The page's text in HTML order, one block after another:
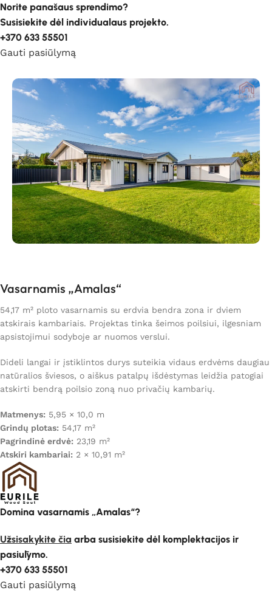
Norite panašaus sprendimo?
Susisiekite dėl individualaus projekto.
+370 633 55501
Gauti pasiūlymą
Vasarnamis „Amalas“
54,17 m² ploto vasarnamis su erdvia bendra zona ir dviem
atskirais kambariais. Projektas tinka šeimos poilsiui, ilgesniam
apsistojimui sodyboje ar nuomos verslui.
Dideli langai ir įstiklintos durys suteikia vidaus erdvėms daugiau
natūralios šviesos, o aiškus patalpų išdėstymas leidžia patogiai
atskirti bendrą poilsio zoną nuo privačių kambarių.
Matmenys: 5,95 × 10,0 m
Grindų plotas: 54,17 m²
Pagrindinė erdvė: 23,19 m²
Atskiri kambariai: 2 × 10,91 m²
Domina vasarnamis „Amalas“?
Užsisakykite čia arba susisiekite dėl komplektacijos ir
pasiūlymo.
+370 633 55501
Gauti pasiūlymą